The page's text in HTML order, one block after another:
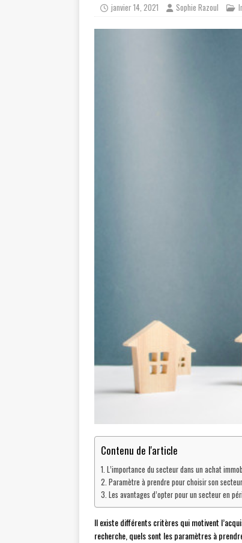
janvier 14, 2021 Sophie Razoul
Contenu de l'article
L’importance du secteur dans un achat
Paramètre à prendre pour choisir son
Les avantages d’opter pour un secteur en
Il existe différents critères qui motivent
recherche, quels sont les paramètres à